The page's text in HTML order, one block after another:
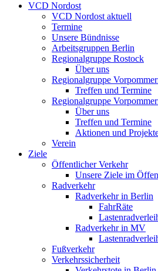
VCD Nordost
VCD Nordost aktuell
Termine
Unsere Bündnisse
Arbeitsgruppen Berlin
Regionalgruppe Rostock
Über uns
Regionalgruppe
Treffen und Termine
Regionalgruppe
Über uns
Treffen und Termine
Aktionen und
Verein
Ziele
Öffentlicher Verkehr
Unsere Ziele im
Radverkehr
Radverkehr in Berlin
FahrRäte
Radverkehr in MV
Fußverkehr
Verkehrssicherheit